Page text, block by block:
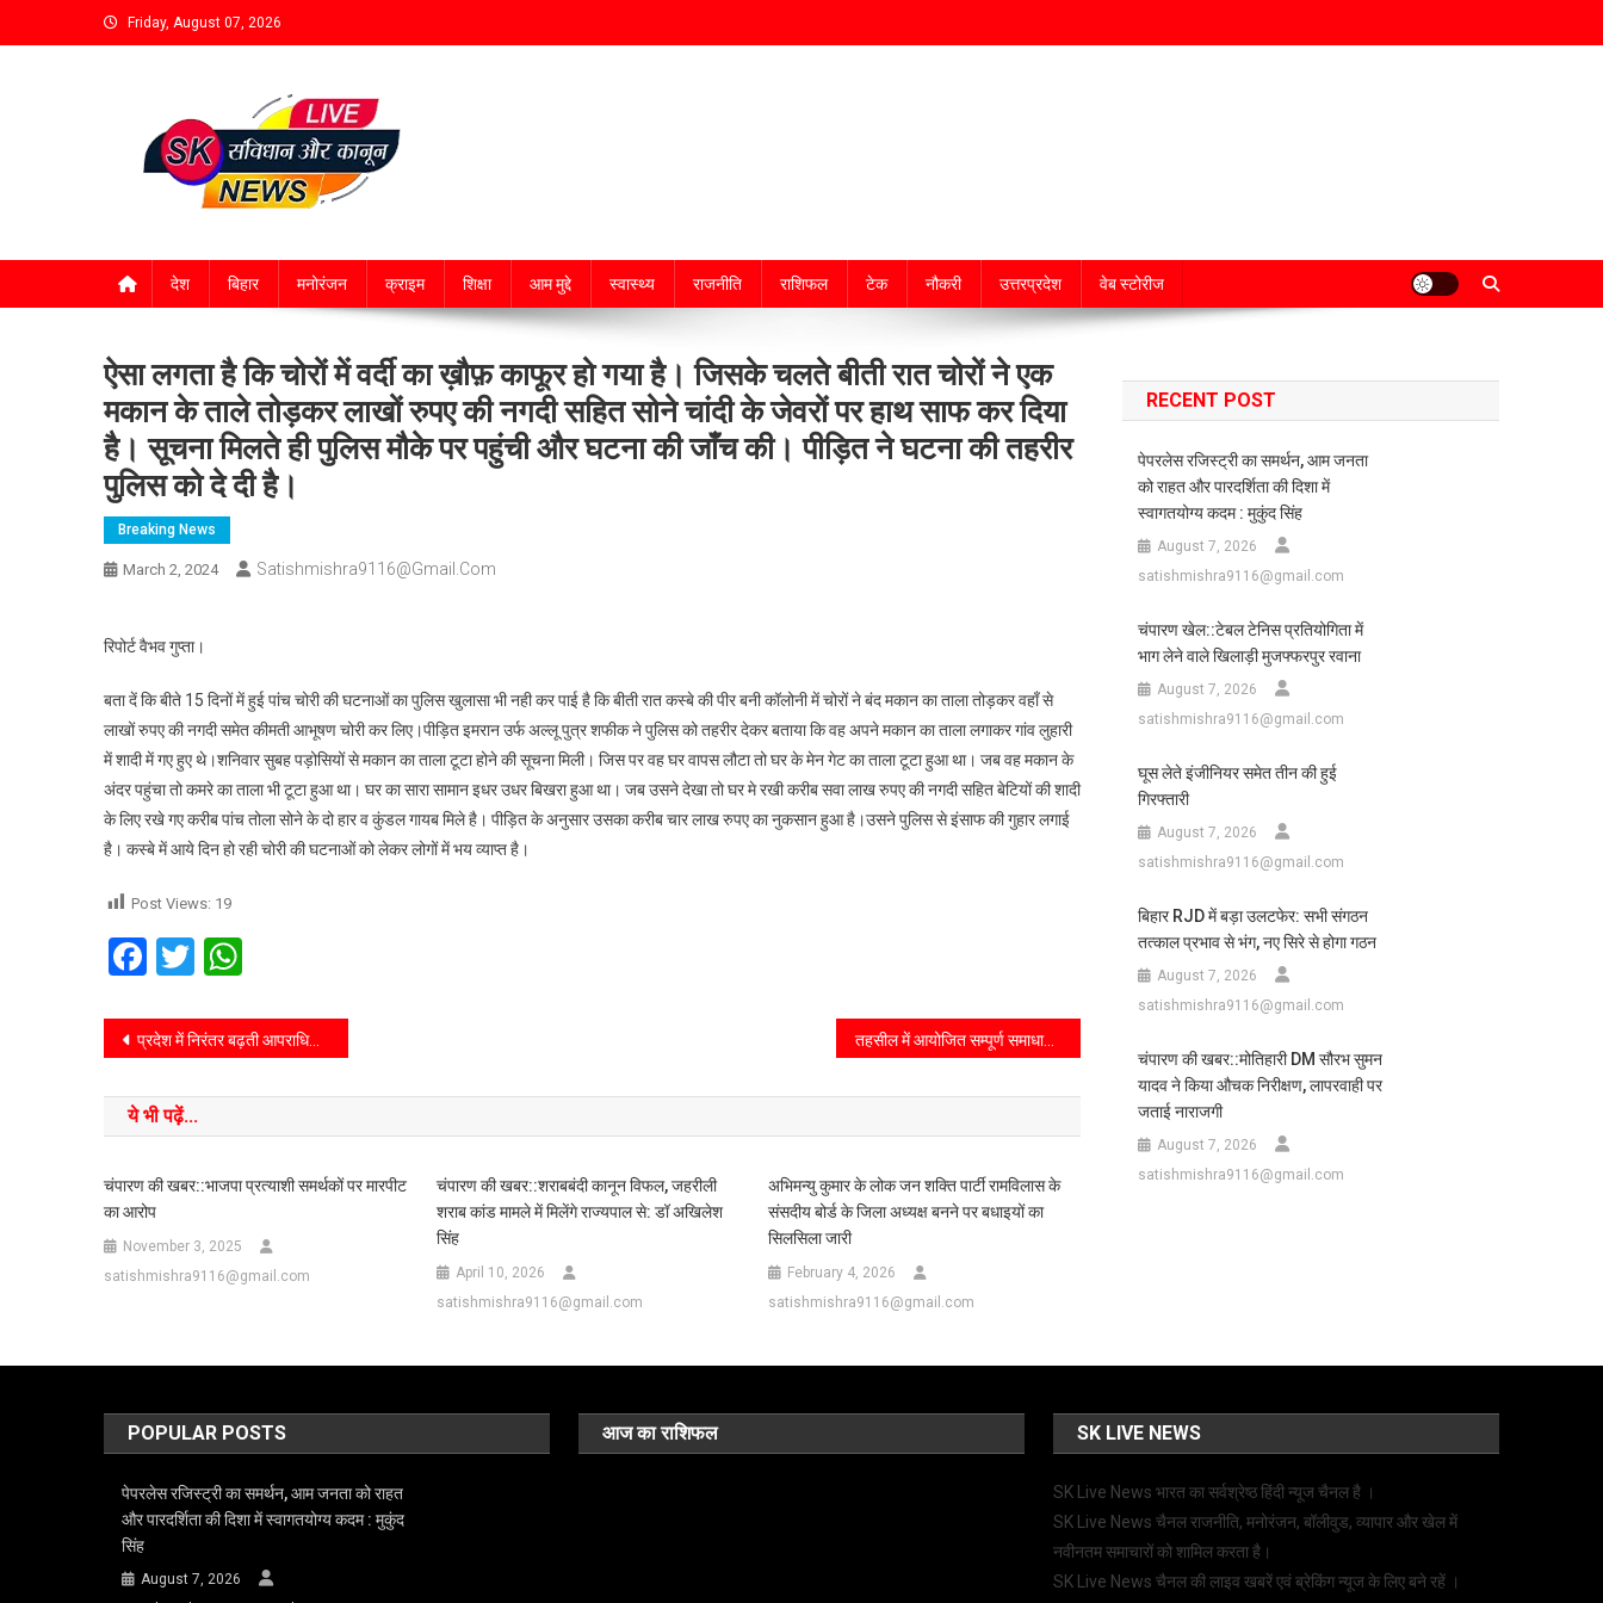
Friday, August 07, 2026
देश बिहार मनोरंजन क्राइम शिक्षा आम मुद्दे स्वास्थ्य राजनीति राशिफल टेक नौकरी उत्तरप्रदेश वेब स्टोरीज
ऐसा लगता है कि चोरों में वर्दी का ख़ौफ़ काफूर हो गया है। जिसके चलते बीती रात चोरों ने एक
मकान के ताले तोड़कर लाखों रुपए की नगदी सहित सोने चांदी के जेवरों पर हाथ साफ कर दिया
है। सूचना मिलते ही पुलिस मौके पर पहुंची और घटना की जाँच की। पीड़ित ने घटना की तहरीर
पुलिस को दे दी है।
Breaking News
March 2, 2024 Satishmishra9116@gmail.com
रिपोर्ट वैभव गुप्ता।
बता दें कि बीते 15 दिनों में हुई पांच चोरी की घटनाओं का पुलिस खुलासा भी नही कर पाई है कि बीती रात कस्बे की पीर बनी कॉलोनी में चोरों ने बंद मकान का ताला तोड़कर वहाँ से
लाखों रुपए की नगदी समेत कीमती आभूषण चोरी कर लिए।पीड़ित इमरान उर्फ अल्लू पुत्र शफीक ने पुलिस को तहरीर देकर बताया कि वह अपने मकान का ताला लगाकर गांव लुहारी
में शादी में गए हुए थे।शनिवार सुबह पड़ोसियों से मकान का ताला टूटा होने की सूचना मिली। जिस पर वह घर वापस लौटा तो घर के मेन गेट का ताला टूटा हुआ था। जब वह मकान के
अंदर पहुंचा तो कमरे का ताला भी टूटा हुआ था। घर का सारा सामान इधर उधर बिखरा हुआ था। जब उसने देखा तो घर मे रखी करीब सवा लाख रुपए की नगदी सहित बेटियों की शादी
के लिए रखे गए करीब पांच तोला सोने के दो हार व कुंडल गायब मिले है। पीड़ित के अनुसार उसका करीब चार लाख रुपए का नुकसान हुआ है।उसने पुलिस से इंसाफ की गुहार लगाई
है। कस्बे में आये दिन हो रही चोरी की घटनाओं को लेकर लोगों में भय व्याप्त है।
Post Views: 19
Facebook
Twitter
प्रदेश में निरंतर बढ़ती आपराधिक घटनाओं और बिगड़ती कानून व्यवस्था के विरोध में आक्रोशित हुए कांग्रेसियों ने प्रदेश की भाजपा सरकार पर गंभीर आरोप लगाते हुए महामहिम राज्यपाल के नाम सम्बोधित ज्ञापन एडीएम एफ को सौंपा। तहसील में आयोजित सम्पूर्ण समाधान दिवस में अपर जिलाधिकारी प्रशासन के समक्ष 24 फरियादी अपनी शिकायतें लेकर पहुंचे। जिनमें से दो शिकायतों का मौके पर ही निस्तारण कराया गया है।
ये भी पढ़ें...
चंपारण की खबर::भाजपा प्रत्याशी समर्थकों पर मारपीट
का आरोप
November 3, 2025
satishmishra9116@gmail.com
चंपारण की खबर::शराबबंदी कानून विफल, जहरीली
शराब कांड मामले में मिलेंगे राज्यपाल से: डॉ अखिलेश
सिंह
April 10, 2026
satishmishra9116@gmail.com
अभिमन्यु कुमार के लोक जन शक्ति पार्टी रामविलास के
संसदीय बोर्ड के जिला अध्यक्ष बनने पर बधाइयों का
सिलसिला जारी
February 4, 2026
satishmishra9116@gmail.com
RECENT POST
पेपरलेस रजिस्ट्री का समर्थन, आम जनता
को राहत और पारदर्शिता की दिशा में
स्वागतयोग्य कदम : मुकुंद सिंह
August 7, 2026
satishmishra9116@gmail.com
चंपारण खेल::टेबल टेनिस प्रतियोगिता में
भाग लेने वाले खिलाड़ी मुजफ्फरपुर रवाना
August 7, 2026
satishmishra9116@gmail.com
घूस लेते इंजीनियर समेत तीन की हुई
गिरफ्तारी
August 7, 2026
satishmishra9116@gmail.com
बिहार RJD में बड़ा उलटफेर: सभी संगठन
तत्काल प्रभाव से भंग, नए सिरे से होगा गठन
August 7, 2026
satishmishra9116@gmail.com
चंपारण की खबर::मोतिहारी DM सौरभ सुमन
यादव ने किया औचक निरीक्षण, लापरवाही पर
जताई नाराजगी
August 7, 2026
satishmishra9116@gmail.com
POPULAR POSTS
पेपरलेस रजिस्ट्री का समर्थन, आम जनता को राहत
और पारदर्शिता की दिशा में स्वागतयोग्य कदम : मुकुंद
सिंह
August 7, 2026
आज का राशिफल SK LIVE NEWS
SK Live News भारत का सर्वश्रेष्ठ हिंदी न्‍यूज चैनल है ।
SK Live News चैनल राजनीति, मनोरंजन, बॉलीवुड, व्यापार और खेल में
नवीनतम समाचारों को शामिल करता है।
SK Live News चैनल की लाइव खबरें एवं ब्रेकिंग न्यूज के लिए बने रहें ।